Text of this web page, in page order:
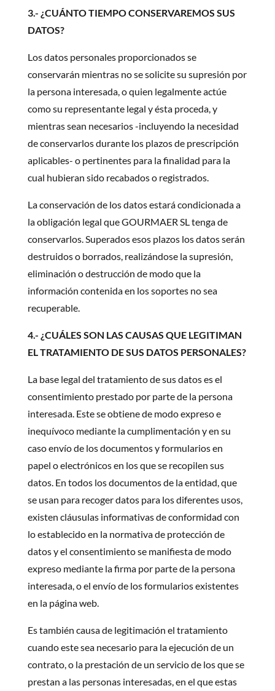
3.- ¿CUÁNTO TIEMPO CONSERVAREMOS SUS
DATOS?
Los datos personales proporcionados se
conservarán mientras no se solicite su supresión por
la persona interesada, o quien legalmente actúe
como su representante legal y ésta proceda, y
mientras sean necesarios -incluyendo la necesidad
de conservarlos durante los plazos de prescripción
aplicables- o pertinentes para la finalidad para la
cual hubieran sido recabados o registrados.
La conservación de los datos estará condicionada a
la obligación legal que GOURMAER SL tenga de
conservarlos. Superados esos plazos los datos serán
destruidos o borrados, realizándose la supresión,
eliminación o destrucción de modo que la
información contenida en los soportes no sea
recuperable.
4.- ¿CUÁLES SON LAS CAUSAS QUE LEGITIMAN
EL TRATAMIENTO DE SUS DATOS PERSONALES?
La base legal del tratamiento de sus datos es el
consentimiento prestado por parte de la persona
interesada. Este se obtiene de modo expreso e
inequívoco mediante la cumplimentación y en su
caso envío de los documentos y formularios en
papel o electrónicos en los que se recopilen sus
datos. En todos los documentos de la entidad, que
se usan para recoger datos para los diferentes usos,
existen cláusulas informativas de conformidad con
lo establecido en la normativa de protección de
datos y el consentimiento se manifiesta de modo
expreso mediante la firma por parte de la persona
interesada, o el envío de los formularios existentes
en la página web.
Es también causa de legitimación el tratamiento
cuando este sea necesario para la ejecución de un
contrato, o la prestación de un servicio de los que se
prestan a las personas interesadas, en el que estas